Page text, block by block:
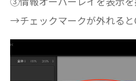
→チェックマークが外れると